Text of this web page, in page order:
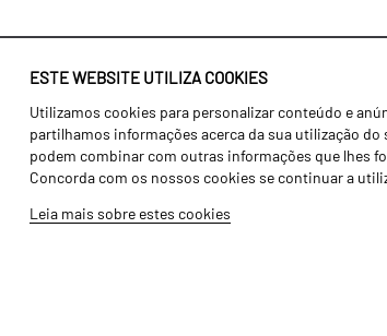
ESTE WEBSITE UTILIZA COOKIES
Utilizamos cookies para personalizar conteúdo e
partilhamos informações acerca da sua utilização
podem combinar com outras informações que lhes
Concorda com os nossos cookies se continuar a
Leia mais sobre estes cookies
Identidade
História
Fábrica / Produção
Recursos Humanos
Gama